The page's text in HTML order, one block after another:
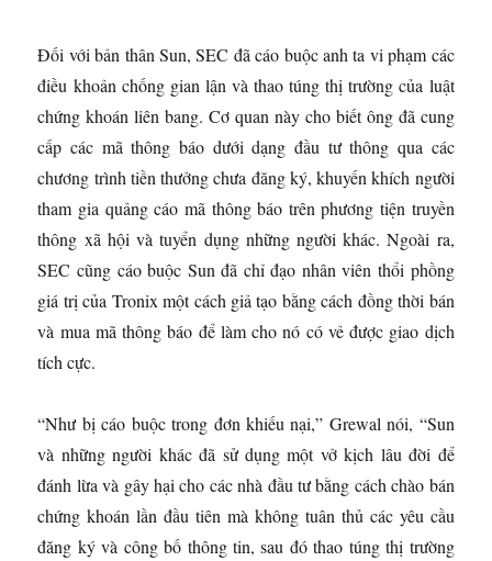
Đối với bản thân Sun, SEC đã cáo buộc anh ta vi phạm các
điều khoản chống gian lận và thao túng thị trường của luật
chứng khoán liên bang. Cơ quan này cho biết ông đã cung
cấp các mã thông báo dưới dạng đầu tư thông qua các
chương trình tiền thưởng chưa đăng ký, khuyến khích người
tham gia quảng cáo mã thông báo trên phương tiện truyền
thông xã hội và tuyển dụng những người khác. Ngoài ra,
SEC cũng cáo buộc Sun đã chỉ đạo nhân viên thổi phồng
giá trị của Tronix một cách giả tạo bằng cách đồng thời bán
và mua mã thông báo để làm cho nó có vẻ được giao dịch
tích cực.
“Như bị cáo buộc trong đơn khiếu nại,” Grewal nói, “Sun
và những người khác đã sử dụng một vở kịch lâu đời để
đánh lừa và gây hại cho các nhà đầu tư bằng cách chào bán
chứng khoán lần đầu tiên mà không tuân thủ các yêu cầu
đăng ký và công bố thông tin, sau đó thao túng thị trường